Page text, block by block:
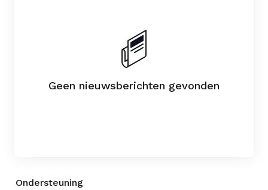
Ondersteuning
Geen nieuwsberichten gevonden